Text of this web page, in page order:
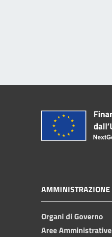
AMMINISTRAZIONE
Organi di Governo
Aree Amministrative